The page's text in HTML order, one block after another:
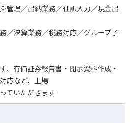
管理／出納業務／仕訳入力／現金出
／決算業務／税務対応／グループ子
、有価証券報告書・開示資料作成・
応など、上場
ていただきます